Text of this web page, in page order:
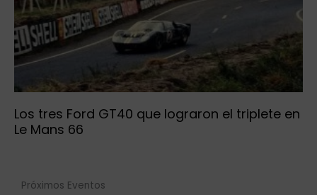
Los tres Ford GT40 que lograron el triplete en
Le Mans 66
Próximos Eventos